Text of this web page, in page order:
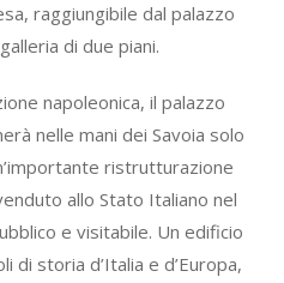
raggiungibile dal palazzo
di due piani.
napoleonica, il palazzo
nelle mani dei Savoia solo
ristrutturazione
allo Stato Italiano nel
e visitabile. Un edificio
storia d’Italia e d’Europa,